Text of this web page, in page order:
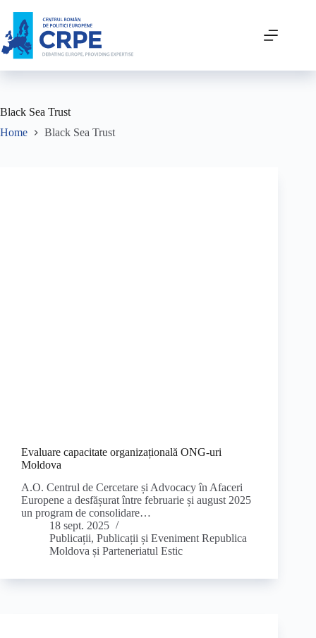
Black Sea Trust
Home
Black Sea Trust
Evaluare capacitate organizațională ONG-uri
Moldova
A.O. Centrul de Cercetare și Advocacy în Afaceri
Europene a desfășurat între februarie și august 2025
un program de consolidare…
18 sept. 2025
Publicații, Publicații și Eveniment Republica
Moldova și Parteneriatul Estic